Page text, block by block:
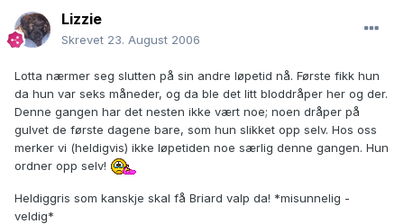
Lizzie
Skrevet 23. August 2006
Lotta nærmer seg slutten på sin andre løpetid nå. Første fikk hun
da hun var seks måneder, og da ble det litt bloddråper her og der.
Denne gangen har det nesten ikke vært noe; noen dråper på
gulvet de første dagene bare, som hun slikket opp selv. Hos oss
merker vi (heldigvis) ikke løpetiden noe særlig denne gangen. Hun
ordner opp selv!
Heldiggris som kanskje skal få Briard valp da! *misunnelig -
veldig*